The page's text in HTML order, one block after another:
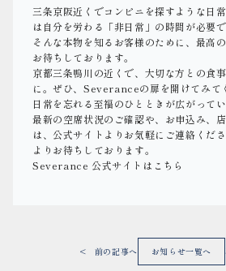
三条京阪近くでコンビニを探すような日
は自分を労わる「非日常」の時間が必要
そんな本物を知るお客様のために、最高
お待ちしております。
京都三条鴨川の近くで、大切な方との食
に。ぜひ、Severanceの扉を開けてみて
日常を忘れる至福のひとときが広がってい
最新の空席状況のご確認や、お申込み、
は、公式サイトよりお気軽にご連絡くだ
よりお待ちしております。
Severance 公式サイトはこちら
< 前の記事へ お知らせ一覧へ